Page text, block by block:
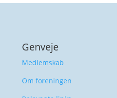
Genveje
Medlemskab
Om foreningen